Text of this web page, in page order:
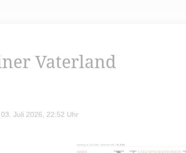
Vaterland
03. Juli 2026, 22:52 Uhr